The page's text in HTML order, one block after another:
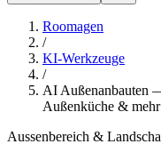
Roomagen
/
KI-Werkzeuge
/
AI Außenanbauten
Außenküche & mehr
Aussenbereich &